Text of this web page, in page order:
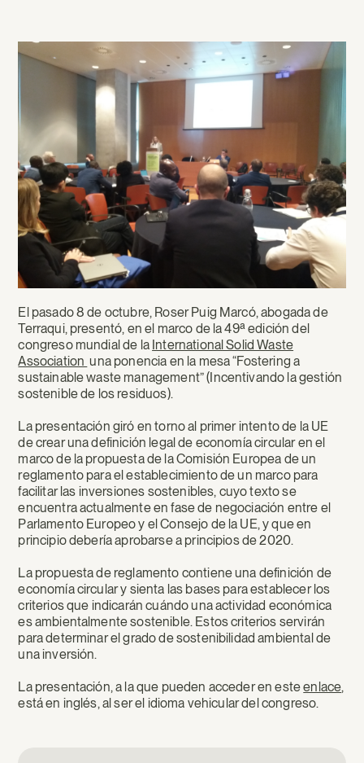
El pasado 8 de octubre, Roser Puig Marcó, abogada de
Terraqui, presentó, en el marco de la 49ª edición del
congreso mundial de la International Solid Waste
Association una ponencia en la mesa “Fostering a
sustainable waste management” (Incentivando la gestión
sostenible de los residuos).
La presentación giró en torno al primer intento de la UE
de crear una definición legal de economía circular en el
marco de la propuesta de la Comisión Europea de un
reglamento para el establecimiento de un marco para
facilitar las inversiones sostenibles, cuyo texto se
encuentra actualmente en fase de negociación entre el
Parlamento Europeo y el Consejo de la UE, y que en
principio debería aprobarse a principios de 2020.
La propuesta de reglamento contiene una definición de
economía circular y sienta las bases para establecer los
criterios que indicarán cuándo una actividad económica
es ambientalmente sostenible. Estos criterios servirán
para determinar el grado de sostenibilidad ambiental de
una inversión.
La presentación, a la que pueden acceder en esteenlace,
está en inglés, al ser el idioma vehicular del congreso.